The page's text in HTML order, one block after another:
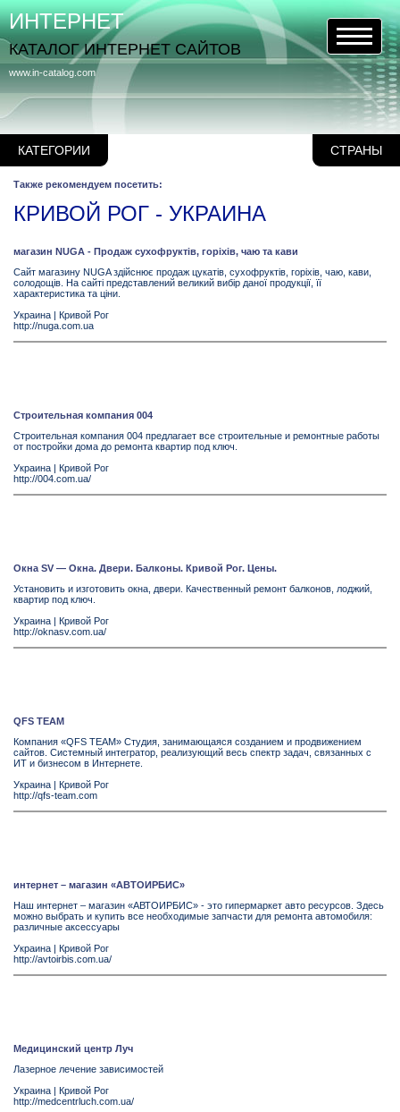
КАТЕГОРИИ СТРАНЫ
www.in-catalog.com
ИНТЕРНЕТ
КАТАЛОГ ИНТЕРНЕТ САЙТОВ
Также рекомендуем посетить:
КРИВОЙ РОГ - УКРАИНА
магазин NUGA - Продаж сухофруктів, горіхів, чаю та кави
Сайт магазину NUGA здійснює продаж цукатів, сухофруктів, горіхів, чаю, кави,
солодощів. На сайті представлений великий вибір даної продукції, її
характеристика та ціни.
Украина | Кривой Рог
http://nuga.com.ua
Строительная компания 004
Строительная компания 004 предлагает все строительные и ремонтные работы
от постройки дома до ремонта квартир под ключ.
Украина | Кривой Рог
http://004.com.ua/
Окна SV — Окна. Двери. Балконы. Кривой Рог. Цены.
Установить и изготовить окна, двери. Качественный ремонт балконов, лоджий,
квартир под ключ.
Украина | Кривой Рог
http://oknasv.com.ua/
QFS TEAM
Компания «QFS TEAM» Cтудия, занимающаяся созданием и продвижением
сайтов. Cистемный интегратор, реализующий весь спектр задач, связанных с
ИТ и бизнесом в Интернете.
Украина | Кривой Рог
http://qfs-team.com
интернет – магазин «АВТОИРБИС»
Наш интернет – магазин «АВТОИРБИС» - это гипермаркет авто ресурсов. Здесь
можно выбрать и купить все необходимые запчасти для ремонта автомобиля:
различные аксессуары
Украина | Кривой Рог
http://avtoirbis.com.ua/
Медицинский центр Луч
Лазерное лечение зависимостей
Украина | Кривой Рог
http://medcentrluch.com.ua/